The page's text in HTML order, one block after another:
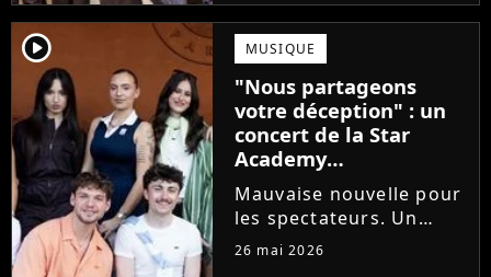
Ambre, une professeure
emblématique de la Star
Academy se positionne
pour enseigner le chant
aux...
player2 MUSIQUE
"Nous partageons
votre déception" : un
concert de la Star
Academy
définitivement annulé
Mauvaise nouvelle pour
les spectateurs. Un
concert de la Star
26 mai 2026